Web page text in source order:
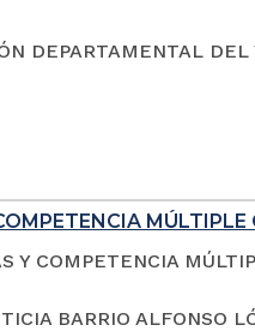
DEPARTAMENTAL
MÚLTIPLE
Y COMPETENCIA
BARRIO ALFONSO